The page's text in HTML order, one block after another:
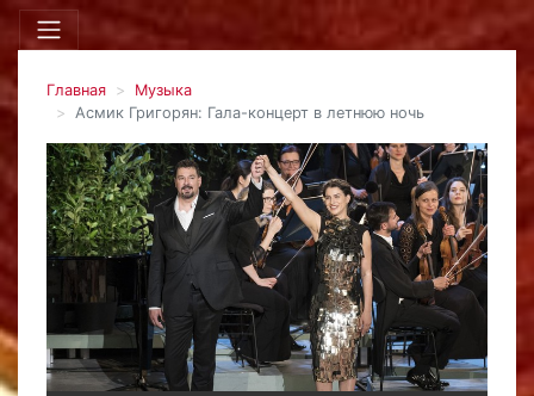
Главная
Музыка
Асмик Григорян: Гала-концерт в летнюю ночь